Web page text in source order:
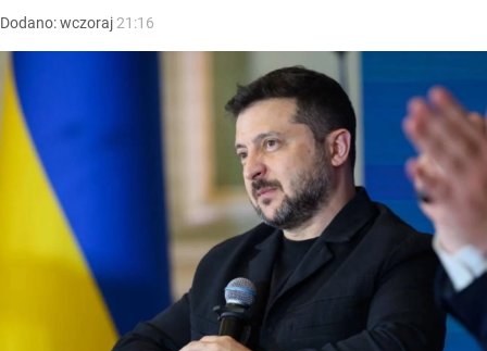
Dodano:wczoraj 21:16